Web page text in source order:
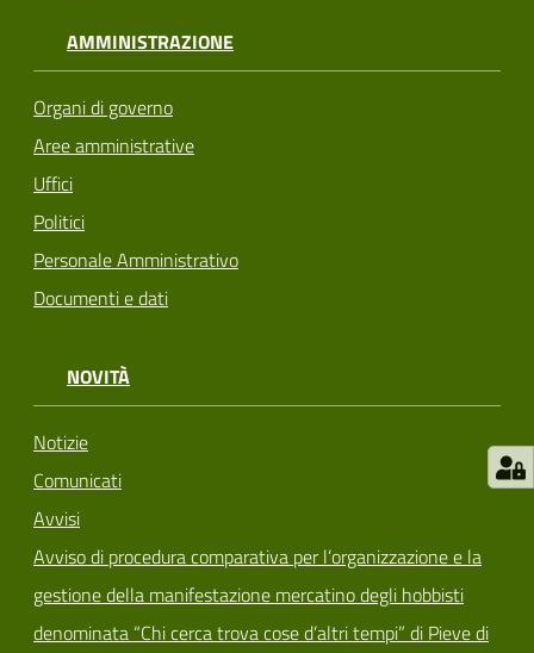
AMMINISTRAZIONE
Organi di governo
Aree amministrative
Uffici
Politici
Personale Amministrativo
Documenti e dati
NOVITÀ
Notizie
Comunicati
Avvisi
Avviso di procedura comparativa per l’organizzazione e la
gestione della manifestazione mercatino degli hobbisti
denominata “Chi cerca trova cose d’altri tempi” di Pieve di